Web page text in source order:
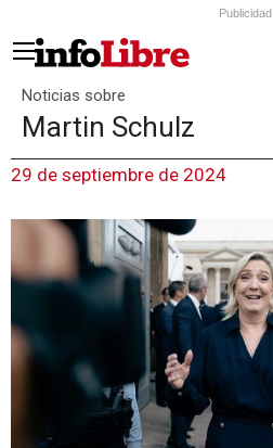
Publicidad
Noticias sobre
Martin Schulz
29 de septiembre de 2024